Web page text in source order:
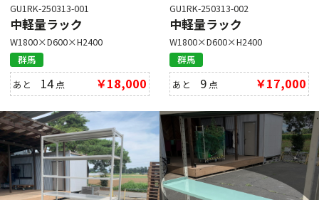
GU1RK-250313-001
中軽量ラック
W1800×D600×H2400
群馬
あと 14点 ￥18,000
GU1RK-250313-002
中軽量ラック
W1800×D600×H2400
群馬
あと 9 点 ￥17,000